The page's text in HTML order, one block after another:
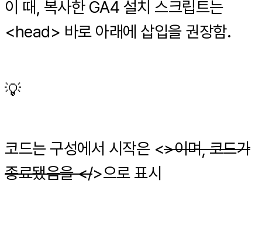
이 때, 복사한 GA4 설치 스크립트는
<head> 바로 아래에 삽입을 권장함.
💡
코드는 구성에서 시작은 <>이며, 코드가
종료됐음을 </>으로 표시